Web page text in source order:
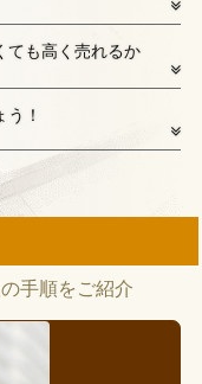
ても高く売れるか
！
手順をご紹介